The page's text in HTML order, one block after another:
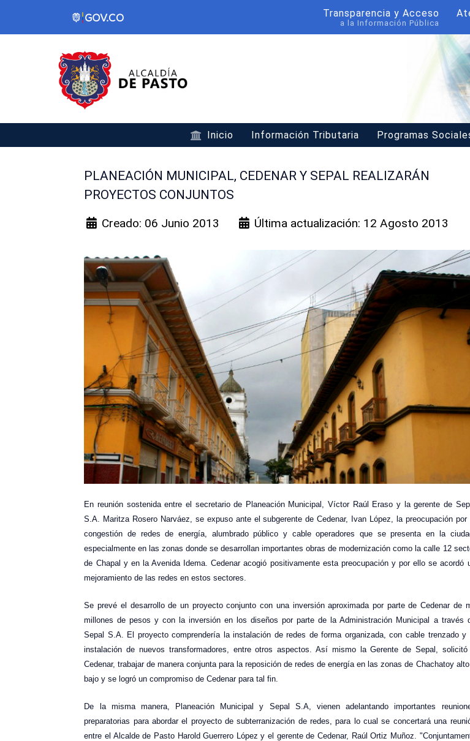
Transparencia y Acceso
a la Información Pública
Inicio Información Tributaria Programas
PLANEACIÓN MUNICIPAL, CEDENAR Y SEPAL REALIZARÁN
PROYECTOS CONJUNTOS
Creado: 06 Junio 2013 Última actualización: 12 Agosto 2013
En reunión sostenida entre el secretario de Planeación Municipal, Víctor Raúl Eraso y la gerente de
S.A. Maritza Rosero Narváez, se expuso ante el subgerente de Cedenar, Ivan López, la preocupación por
congestión de redes de energía, alumbrado público y cable operadores que se presenta en la
especialmente en las zonas donde se desarrollan importantes obras de modernización como la calle 12
de Chapal y en la Avenida Idema. Cedenar acogió positivamente esta preocupación y por ello se acordó
mejoramiento de las redes en estos sectores.
Se prevé el desarrollo de un proyecto conjunto con una inversión aproximada por parte de Cedenar de
millones de pesos y con la inversión en los diseños por parte de la Administración Municipal a través
Sepal S.A. El proyecto comprendería la instalación de redes de forma organizada, con cable trenzado y
instalación de nuevos transformadores, entre otros aspectos. Así mismo la Gerente de Sepal,
Cedenar, trabajar de manera conjunta para la reposición de redes de energía en las zonas de Chachatoy
bajo y se logró un compromiso de Cedenar para tal fin.
De la misma manera, Planeación Municipal y Sepal S.A, vienen adelantando importantes
preparatorias para abordar el proyecto de subterranización de redes, para lo cual se concertará una
entre el Alcalde de Pasto Harold Guerrero López y el gerente de Cedenar, Raúl Ortiz Muñoz.